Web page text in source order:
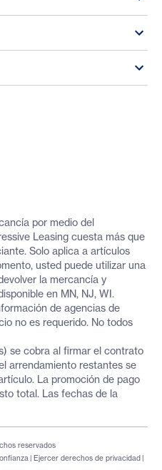
por medio del
Leasing cuesta más que
Solo aplica a artículos
usted puede utilizar una
la mercancía y
en MN, NJ, WI.
de agencias de
no es requerido. No todos
se cobra al firmar el contrato
arrendamiento restantes se
La promoción de pago
total. Las fechas de la
| Ejercer derechos de privacidad |
reservados